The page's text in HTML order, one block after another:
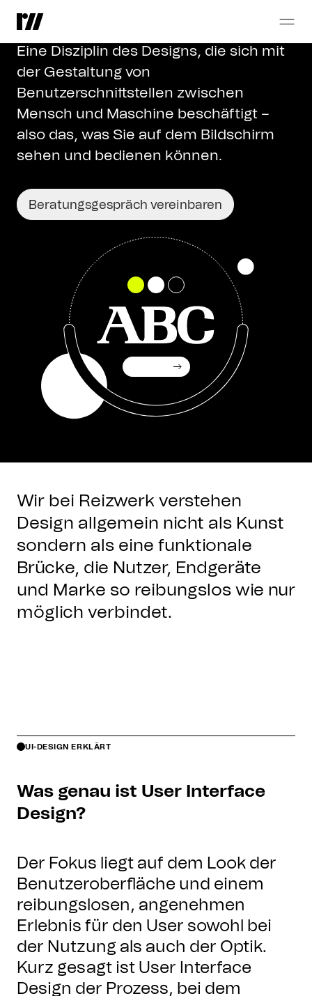
User
Eine Disziplin des Designs, die sich mit
der Gestaltung von
Benutzerschnittstellen zwischen
Mensch und Maschine beschäftigt –
also das, was Sie auf dem Bildschirm
sehen und bedienen können.
Beratungsgespräch vereinbaren
Wir bei Reizwerk verstehen
Design allgemein nicht als Kunst
sondern als eine funktionale
Brücke, die Nutzer, Endgeräte
und Marke so reibungslos wie nur
möglich verbindet.
UI-DESIGN ERKLÄRT
Was genau ist User Interface
Design?
Der Fokus liegt auf dem Look der
Benutzeroberfläche und einem
reibungslosen, angenehmen
Erlebnis für den User sowohl bei
der Nutzung als auch der Optik.
Kurz gesagt ist User Interface
Design der Prozess, bei dem